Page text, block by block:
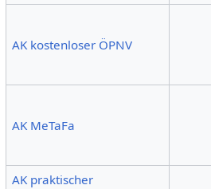
AK kostenloser ÖPNV
AK MeTaFa
AK praktischer